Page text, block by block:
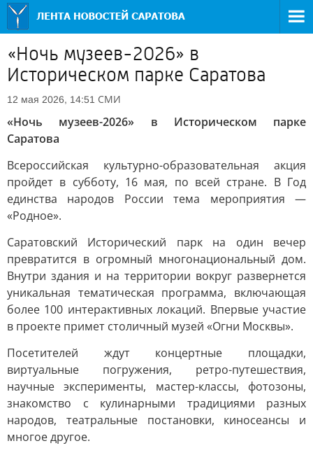
«Ночь музеев-2026» в
Историческом парке Саратова
12 мая 2026, 14:51 СМИ
«Ночь музеев-2026» в Историческом парке
Саратова
Всероссийская культурно-образовательная акция
пройдет в субботу, 16 мая, по всей стране. В Год
единства народов России тема мероприятия —
«Родное».
Саратовский Исторический парк на один вечер
превратится в огромный многонациональный дом.
Внутри здания и на территории вокруг развернется
уникальная тематическая программа, включающая
более 100 интерактивных локаций. Впервые участие
в проекте примет столичный музей «Огни Москвы».
Посетителей ждут концертные площадки,
виртуальные погружения, ретро-путешествия,
научные эксперименты, мастер-классы, фотозоны,
знакомство с кулинарными традициями разных
народов, театральные постановки, киносеансы и
многое другое.